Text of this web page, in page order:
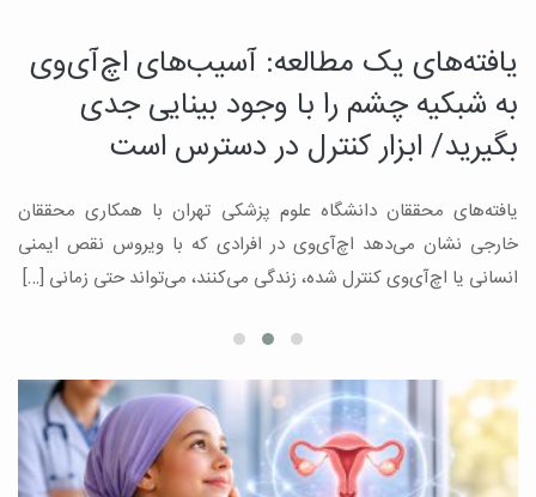
یافته‌های یک مطالعه: آسیب‌های اچ‌آی‌وی
به شبکیه چشم را با وجود بینایی جدی
بگیرید/ ابزار کنترل در دسترس است
یافته‌های محققان دانشگاه علوم پزشکی تهران با همکاری محققان
خارجی نشان می‌دهد اچ‌آی‌وی در افرادی که با ویروس نقص ایمنی
انسانی یا اچ‌آی‌وی کنترل شده، زندگی می‌کنند، می‌تواند حتی زمانی […]